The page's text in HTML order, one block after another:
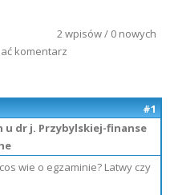
2 wpisów / 0 nowych
komentarz
#1
u dr j. Przybylskiej-finanse
wie o egzaminie? Latwy czy